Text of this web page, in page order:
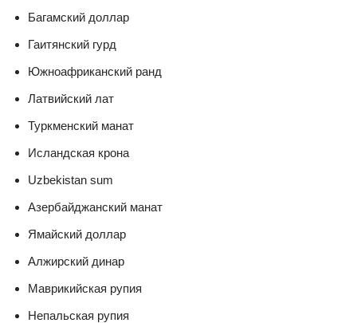
Багамский доллар
Гаитянский гурд
Южноафриканский ранд
Латвийский лат
Туркменский манат
Исландская крона
Uzbekistan sum
Азербайджанский манат
Ямайский доллар
Алжирский динар
Маврикийская рупия
Непальская рупия